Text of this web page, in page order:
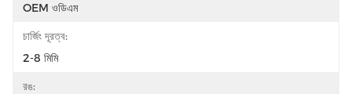
OEM ওডিএম
চার্জিং দূরত্ব:
2-8 মিমি
রঙ: